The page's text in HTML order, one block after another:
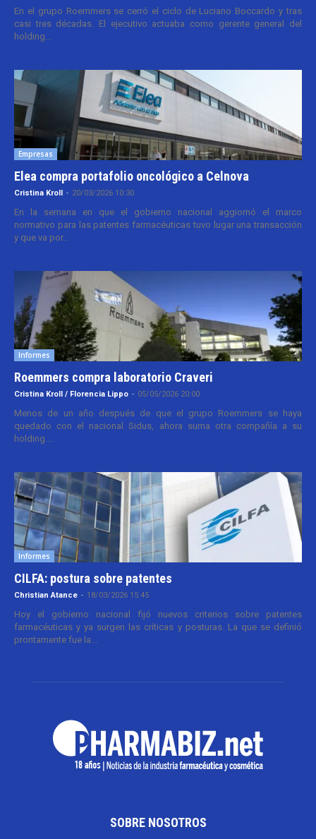
En el grupo Roemmers se cerró el ciclo de Luciano Boccardo y tras
casi tres décadas. El ejecutivo actuaba como gerente general del
holding...
Empresas
Elea compra portafolio oncológico a Celnova
Cristina Kroll - 20/03/2026 10:30
En la semana en que el gobierno nacional aggiornó el marco
normativo para las patentes farmacéuticas tuvo lugar una transacción
y que va por...
Informes
Roemmers compra laboratorio Craveri
Cristina Kroll / Florencia Lippo - 05/05/2026 20:00
Menos de un año después de que el grupo Roemmers se haya
quedado con el nacional Sidus, ahora suma otra compañía a su
holding....
Informes
CILFA: postura sobre patentes
Christian Atance - 18/03/2026 15:45
Hoy el gobierno nacional fijó nuevos criterios sobre patentes
farmacéuticas y ya surgen las críticas y posturas. La que se definió
prontamente fue la...
SOBRE NOSOTROS